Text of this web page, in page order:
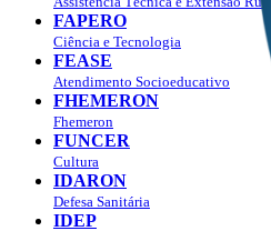
FAPERO
Ciência e Tecnologia
FEASE
Atendimento Socioeducativo
FHEMERON
Fhemeron
FUNCER
Cultura
IDARON
Defesa Sanitária
IDEP